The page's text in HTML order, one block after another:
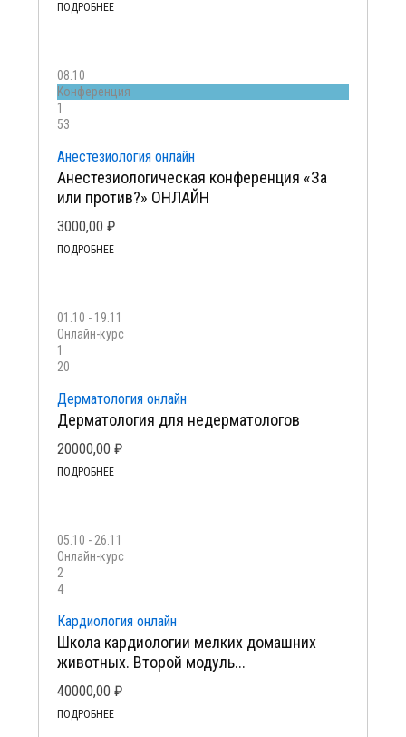
ПОДРОБНЕЕ
08.10
Kонференция
1
53
Анестезиология онлайн
Анестезиологическая конференция «За
или против?» ОНЛАЙН
3000,00 ₽
ПОДРОБНЕЕ
01.10 - 19.11
Онлайн-курс
1
20
Дерматология онлайн
Дерматология для недерматологов
20000,00 ₽
ПОДРОБНЕЕ
05.10 - 26.11
Онлайн-курс
2
4
Кардиология онлайн
Школа кардиологии мелких домашних
животных. Второй модуль...
40000,00 ₽
ПОДРОБНЕЕ